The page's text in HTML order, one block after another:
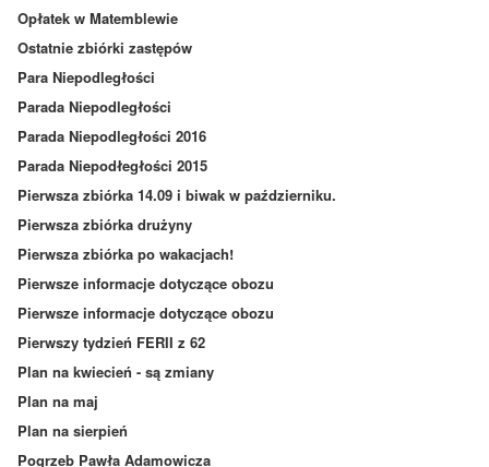
Opłatek w Matemblewie
Ostatnie zbiórki zastępów
Para Niepodległości
Parada Niepodległości
Parada Niepodległości 2016
Parada Niepodłegłości 2015
Pierwsza zbiórka 14.09 i biwak w październiku.
Pierwsza zbiórka drużyny
Pierwsza zbiórka po wakacjach!
Pierwsze informacje dotyczące obozu
Pierwsze informacje dotyczące obozu
Pierwszy tydzień FERII z 62
Plan na kwiecień - są zmiany
Plan na maj
Plan na sierpień
Pogrzeb Pawła Adamowicza